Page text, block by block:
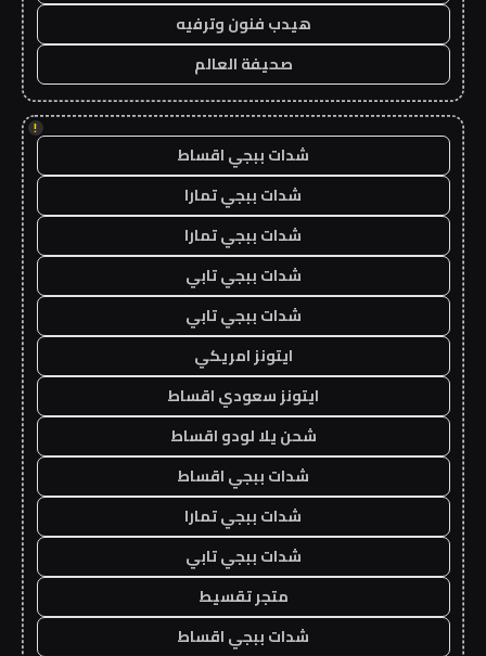
هيدب فنون وترفيه
صحيفة العالم
!
شدات ببجي اقساط
شدات ببجي تمارا
شدات ببجي تمارا
شدات ببجي تابي
شدات ببجي تابي
ايتونز امريكي
ايتونز سعودي اقساط
شحن يلا لودو اقساط
شدات ببجي اقساط
شدات ببجي تمارا
شدات ببجي تابي
متجر تقسيط
شدات ببجي اقساط